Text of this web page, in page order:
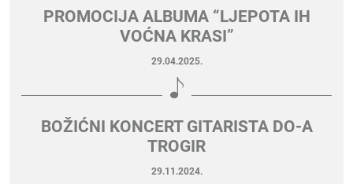
PROMOCIJA ALBUMA “LJEPOTA IH
VOĆNA KRASI”
29.04.2025.
BOŽIĆNI KONCERT GITARISTA DO-A
TROGIR
29.11.2024.